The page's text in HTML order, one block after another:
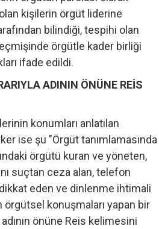
kişilerin örgüt liderine
bilindiği, tespihi olan
örgütle kader birliği
ifade edildi.
ADININ ÖNÜNE REİS
konumları anlatılan
ise şu "Örgüt tanımlamasında
örgütü kuran ve yöneten,
suçtan ceza alan, telefon
eden ve dinlenme ihtimali
konuşmaları yapan bir
önüne Reis kelimesini